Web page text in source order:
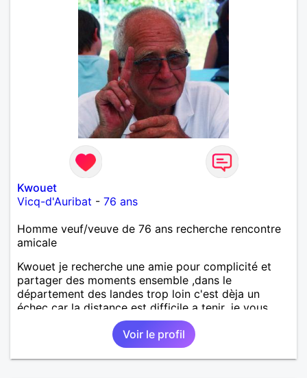
Kwouet
Vicq-d'Auribat - 76 ans
Homme veuf/veuve de 76 ans recherche rencontre
amicale
Kwouet je recherche une amie pour complicité et
partager des moments ensemble ,dans le
département des landes trop loin c'est dèja un
échec car la distance est difficile a tenir ,je vous
remercie par avance bonne journée ,
Voir le profil